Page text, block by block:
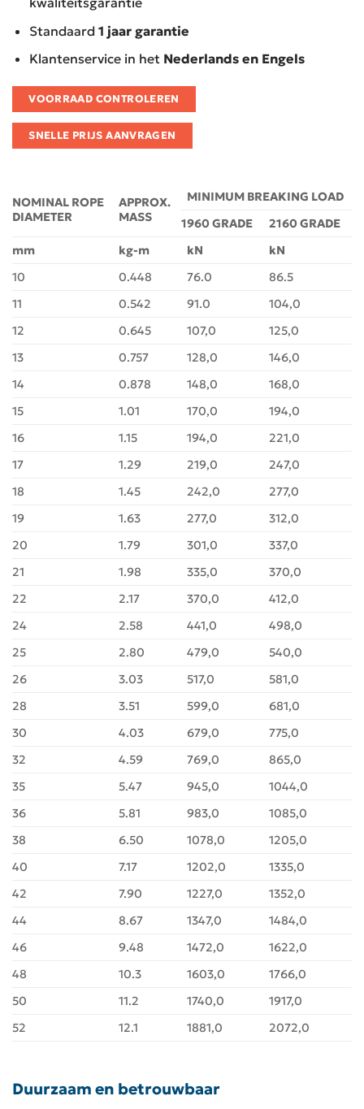
Standaard 1 jaar garantie
Klantenservice in het Nederlands en Engels
VOORRAAD CONTROLEREN
SNELLE PRIJS AANVRAGEN
NOMINAL ROPE
DIAMETER
APPROX.
MASS
MINIMUM BREAKING LOAD
1960 GRADE
2160 GRADE
mm
kg-m kN
kN
10
0.448 76.0
86.5
11
0.542 91.0
104,0
12
0.645 107,0
125,0
13
0.757 128,0
146,0
14
0.878 148,0
168,0
15
1.01 170,0
194,0
16
1.15 194,0
221,0
17
1.29 219,0
247,0
18
1.45 242,0
277,0
19
1.63 277,0
312,0
20
1.79 301,0
337,0
21
1.98 335,0
370,0
22
2.17 370,0
412,0
24
2.58 441,0
498,0
25
2.80 479,0
540,0
26
3.03 517,0
581,0
28
3.51 599,0
681,0
30
4.03 679,0
775,0
32
4.59 769,0
865,0
35
5.47 945,0
1044,0
36
5.81 983,0
1085,0
38
6.50 1078,0
1205,0
40
7.17 1202,0
1335,0
42
7.90 1227,0
1352,0
44
8.67 1347,0
1484,0
46
9.48 1472,0
1622,0
48
10.3 1603,0
1766,0
50
11.2 1740,0
1917,0
52
12.1 1881,0 2072,0
Duurzaam en betrouwbaar